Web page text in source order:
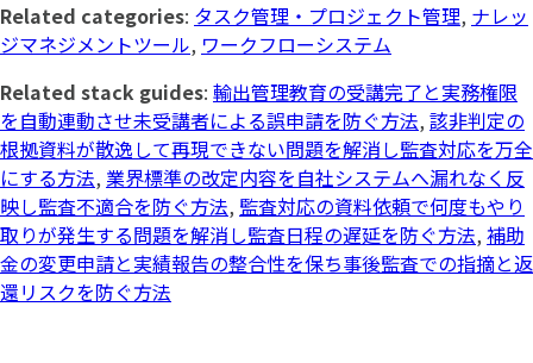
Related categories: タスク管理・プロジェクト管理, ナレッ
ジマネジメントツール, ワークフローシステム
Related stack guides: 輸出管理教育の受講完了と実務権限
を自動連動させ未受講者による誤申請を防ぐ方法, 該非判定の
根拠資料が散逸して再現できない問題を解消し監査対応を万全
にする方法, 業界標準の改定内容を自社システムへ漏れなく反
映し監査不適合を防ぐ方法, 監査対応の資料依頼で何度もやり
取りが発生する問題を解消し監査日程の遅延を防ぐ方法, 補助
金の変更申請と実績報告の整合性を保ち事後監査での指摘と返
還リスクを防ぐ方法